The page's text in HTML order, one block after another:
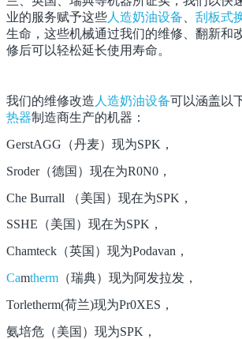
业的服务赋予这些人造奶油设备 刮板式
生命，这些机械通过我们的维修、翻新和
修后可以轻松延长使用寿命。
我们的维修改造 人造奶油设备可以涵盖以
热器制造商生产的机器：
GerstAGG（丹麦）现为SPK，
Sroder（德国）现在为R0N0，
Che Burrall （美国）现在为SPK，
SSHE（美国）现在为SPK，
Chamteck（英国）现为Podavan，
Camtherm （瑞典）现为阿发拉发，
Torletherm(荷兰)现为Pr0XES，
氨培危（美国）现为SPK，